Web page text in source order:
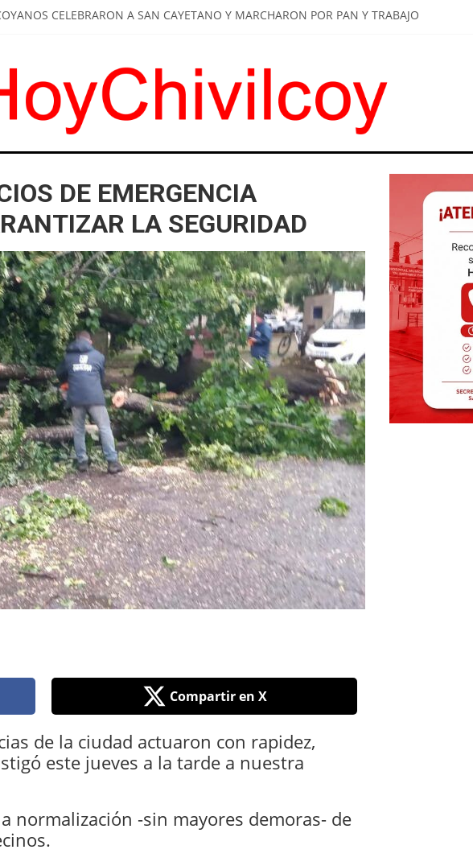
CELEBRARON A SAN CAYETANO Y MARCHARON POR PAN Y TRABAJO
INSTALARON NUEVOS REFUGIOS EN PARADAS DE COLECTIVOS
QUE RECONOCER CUANDO LA POLÍTICA BENEFICIA A LOS VECINOS Y A LA EDUCACIÓN"
DE EMERGENCIA
LA SEGURIDAD
Compartir en X
de la ciudad actuaron con rapidez,
este jueves a la tarde a nuestra
normalización -sin mayores demoras- de